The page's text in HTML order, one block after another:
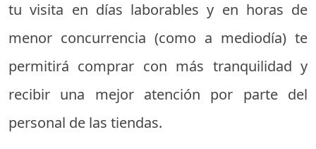
tu visita en días laborables y en horas de
menor concurrencia (como a mediodía) te
permitirá comprar con más tranquilidad y
recibir una mejor atención por parte del
personal de las tiendas.